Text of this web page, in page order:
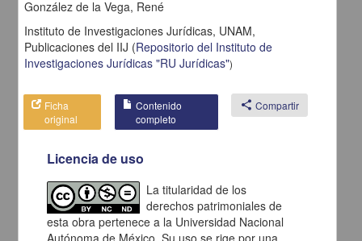
González de la Vega, René
Instituto de Investigaciones Jurídicas, UNAM,
Publicaciones del IIJ (Repositorio del Instituto de
Investigaciones Jurídicas "RU Jurídicas")
Ficha
original
Contenido
completo
share Compartir
Licencia de uso
La titularidad de los
derechos patrimoniales de
esta obra pertenece a la Universidad Nacional